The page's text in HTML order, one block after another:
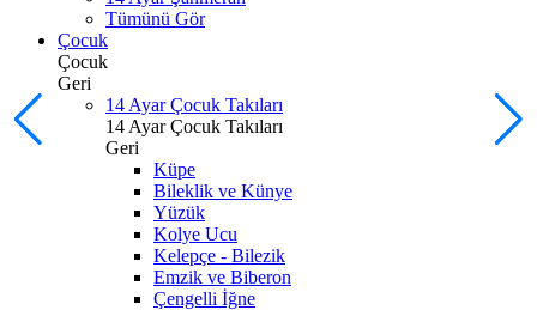
Tümünü Gör
Çocuk
Çocuk
Geri
14 Ayar Çocuk Takıları
14 Ayar Çocuk Takıları
Geri
Küpe
Bileklik ve Künye
Yüzük
Kolye Ucu
Kelepçe - Bilezik
Emzik ve Biberon
Çengelli İğne